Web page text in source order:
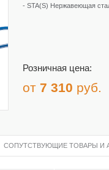
- STA(S) Нержавеющая
Розничная цена:
от 7 310 руб.
СОПУТСТВУЮЩИЕ ТОВАРЫ И